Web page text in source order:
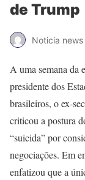
de Trump
Noticia news
A uma semana da
presidente dos
brasileiros, o ex-
criticou a postura
“suicida” por
negociações. Em
enfatizou que a